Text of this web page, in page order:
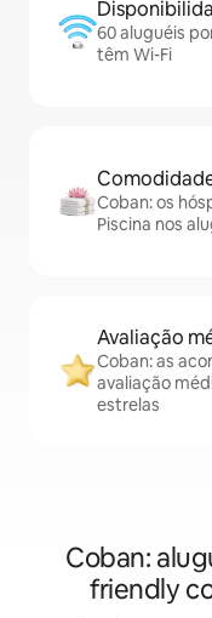
60 aluguéis
têm Wi-Fi
Coban: os
Piscina nos
Avaliação
Coban: as
avaliação
estrelas
Coban:
friendly